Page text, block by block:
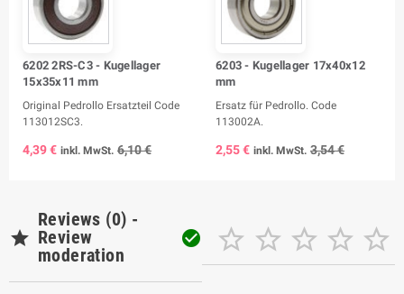
6202 2RS-C3 - Kugellager
15x35x11 mm
Original Pedrollo Ersatzteil Code
113012SC3.
4,39 € inkl. MwSt. 6,10 €
6203 - Kugellager 17x40x12
mm
Ersatz für Pedrollo. Code
113002A.
2,55 € inkl. MwSt. 3,54 €

Reviews (0) -
Review
moderation
     